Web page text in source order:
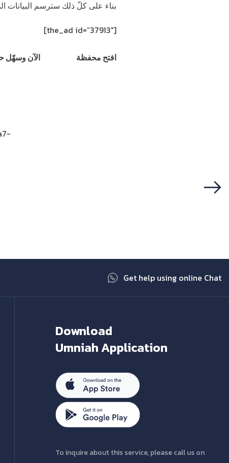
بناء على كلّ ذلك سترسم البيانات
[the_ad id=”37913″]
افتح محفظة الآن وسهّل
Get help using online Chat
Download
Umniah Application
To inquire about this service, please call us on